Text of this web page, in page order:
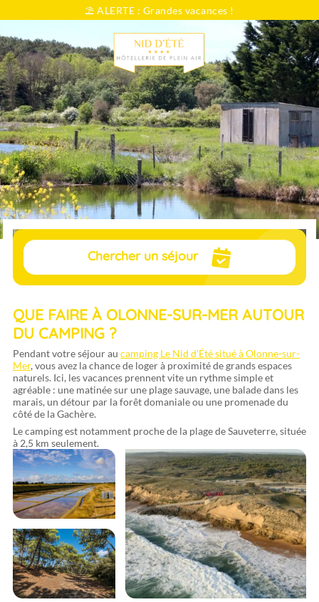
⛱️ ALERTE : Grandes vacances !
Chercher un séjour
QUE FAIRE À OLONNE-SUR-MER AUTOUR
DU CAMPING ?
Pendant votre séjour au camping Le Nid d’Été situé à Olonne-sur-
Mer, vous avez la chance de loger à proximité de grands espaces
naturels. Ici, les vacances prennent vite un rythme simple et
agréable : une matinée sur une plage sauvage, une balade dans les
marais, un détour par la forêt domaniale ou une promenade du
côté de la Gachère.
Le camping est notamment proche de la plage de Sauveterre, située
à 2,5 km seulement.
Vous cherchez...
Dates Sélectionnez vos dates
Voyageurs pers.